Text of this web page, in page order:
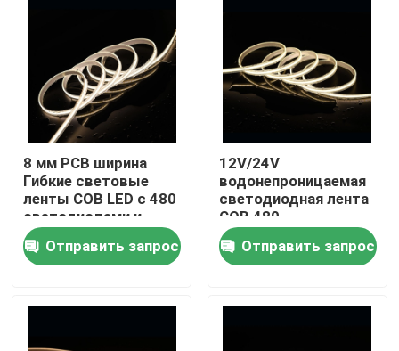
Дом
Видео
8 мм PCB ширина
Гибкие световые
ленты COB LED с 480
светодиодами и
сертификацией CE
RoHS UL
Отправить запрос
12V/24V
водонепроницаемая
светодиодная лента
COB 480
светодиодов / м
Идеально подходит
для требовательных
Отправить запрос